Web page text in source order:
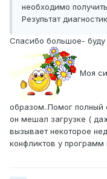
необходимо
Результат
Спасибо большое- буду
Моя
образом..Помог полный
он мешал загрузке (
вызывает некоторое
конфликтов у